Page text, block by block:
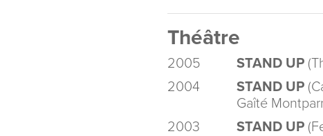
Théâtre
2005 STAND UP
2004
STAND UP
Gaîté
2003
STAND UP